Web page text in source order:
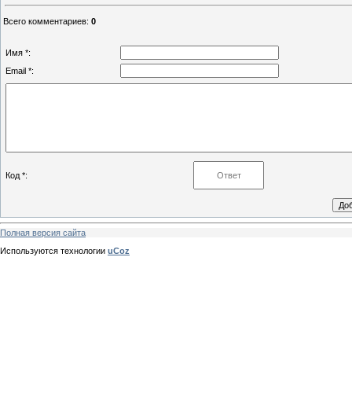
Всего комментариев: 0
Имя *:
Email *:
Код *:
Полная версия сайта
Используются технологии uCoz